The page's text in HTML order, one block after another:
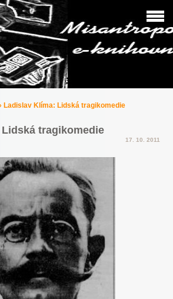
Ladislav Klíma: Lidská tragikomedie
tragikomedie
17. 10. 2011